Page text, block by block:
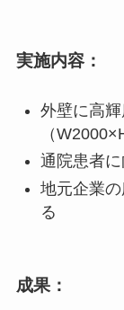
実施内容：
外壁に高
（
通院患者に
地元企業
る
成果：